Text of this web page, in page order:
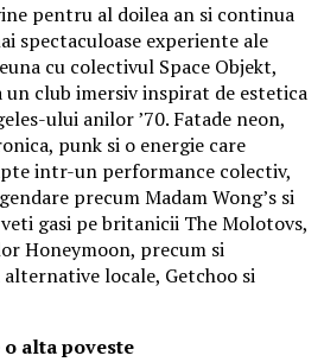
pentru al doilea an si continua
spectaculoase experiente ale
cu colectivul Space Objekt,
club imersiv inspirat de estetica
ului anilor ’70. Fatade neon,
punk si o energie care
intr-un performance colectiv,
precum Madam Wong’s si
gasi pe britanicii The Molotovs,
Honeymoon, precum si
locale, Getchoo si
alta poveste